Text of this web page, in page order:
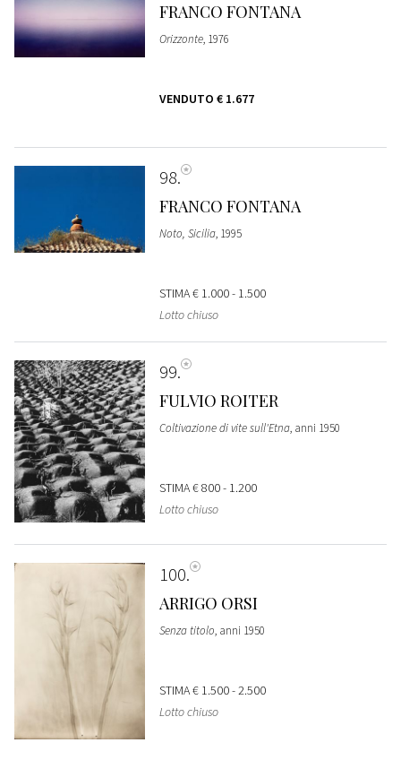
FRANCO FONTANA
Orizzonte, 1976
VENDUTO € 1.677
98
FRANCO FONTANA
Noto, Sicilia, 1995
STIMA€ 1.000 - 1.500
Lotto chiuso
99
FULVIO ROITER
Coltivazione di vite sull'Etna, anni 1950
STIMA€ 800 - 1.200
Lotto chiuso
100
ARRIGO ORSI
Senza titolo, anni 1950
STIMA€ 1.500 - 2.500
Lotto chiuso